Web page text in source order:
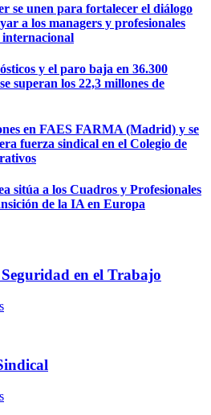
se unen para fortalecer el diálogo
a los managers y profesionales
y el paro baja en 36.300
superan los 22,3 millones de
en FAES FARMA (Madrid) y se
fuerza sindical en el Colegio de
sitúa a los Cuadros y Profesionales
de la IA en Europa
en el Trabajo